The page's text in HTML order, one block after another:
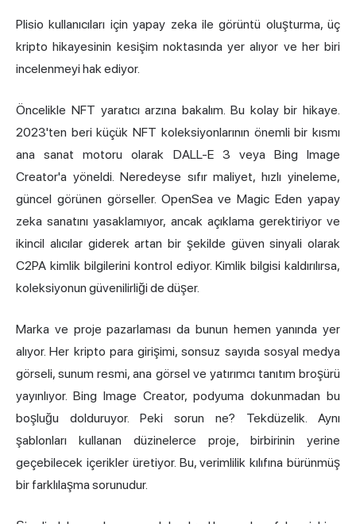
Plisio kullanıcıları için yapay zeka ile görüntü oluşturma, üç
kripto hikayesinin kesişim noktasında yer alıyor ve her biri
incelenmeyi hak ediyor.
Öncelikle NFT yaratıcı arzına bakalım. Bu kolay bir hikaye.
2023'ten beri küçük NFT koleksiyonlarının önemli bir kısmı
ana sanat motoru olarak DALL-E 3 veya Bing Image
Creator'a yöneldi. Neredeyse sıfır maliyet, hızlı yineleme,
güncel görünen görseller. OpenSea ve Magic Eden yapay
zeka sanatını yasaklamıyor, ancak açıklama gerektiriyor ve
ikincil alıcılar giderek artan bir şekilde güven sinyali olarak
C2PA kimlik bilgilerini kontrol ediyor. Kimlik bilgisi kaldırılırsa,
koleksiyonun güvenilirliği de düşer.
Marka ve proje pazarlaması da bunun hemen yanında yer
alıyor. Her kripto para girişimi, sonsuz sayıda sosyal medya
görseli, sunum resmi, ana görsel ve yatırımcı tanıtım broşürü
yayınlıyor. Bing Image Creator, podyuma dokunmadan bu
boşluğu dolduruyor. Peki sorun ne? Tekdüzelik. Aynı
şablonları kullanan düzinelerce proje, birbirinin yerine
geçebilecek içerikler üretiyor. Bu, verimlilik kılıfına bürünmüş
bir farklılaşma sorunudur.